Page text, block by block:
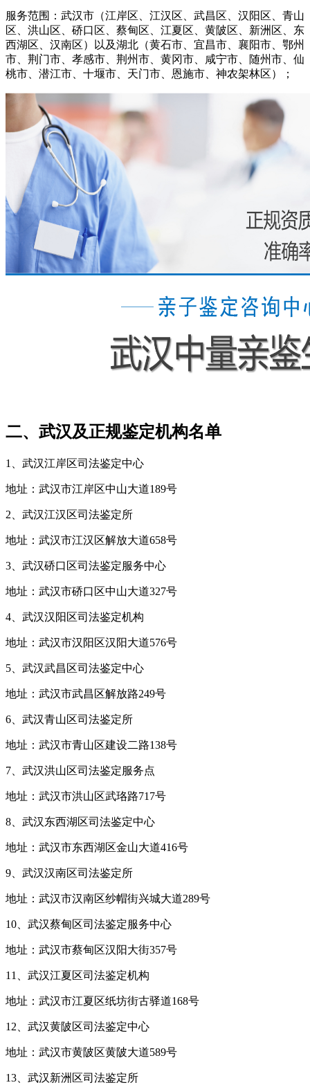
服务范围：武汉市（江岸区、江汉区、武昌区、汉阳区、青山
区、洪山区、硚口区、蔡甸区、江夏区、黄陂区、新洲区、东
西湖区、汉南区）以及湖北（黄石市、宜昌市、襄阳市、鄂州
市、荆门市、孝感市、荆州市、黄冈市、咸宁市、随州市、仙
桃市、潜江市、十堰市、天门市、恩施市、神农架林区）；
二、武汉及正规鉴定机构名单
1、武汉江岸区司法鉴定中心
地址：武汉市江岸区中山大道189号
2、武汉江汉区司法鉴定所
地址：武汉市江汉区解放大道658号
3、武汉硚口区司法鉴定服务中心
地址：武汉市硚口区中山大道327号
4、武汉汉阳区司法鉴定机构
地址：武汉市汉阳区汉阳大道576号
5、武汉武昌区司法鉴定中心
地址：武汉市武昌区解放路249号
6、武汉青山区司法鉴定所
地址：武汉市青山区建设二路138号
7、武汉洪山区司法鉴定服务点
地址：武汉市洪山区武珞路717号
8、武汉东西湖区司法鉴定中心
地址：武汉市东西湖区金山大道416号
9、武汉汉南区司法鉴定所
地址：武汉市汉南区纱帽街兴城大道289号
10、武汉蔡甸区司法鉴定服务中心
地址：武汉市蔡甸区汉阳大街357号
11、武汉江夏区司法鉴定机构
地址：武汉市江夏区纸坊街古驿道168号
12、武汉黄陂区司法鉴定中心
地址：武汉市黄陂区黄陂大道589号
13、武汉新洲区司法鉴定所